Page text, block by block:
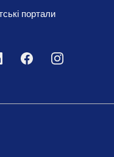
портали